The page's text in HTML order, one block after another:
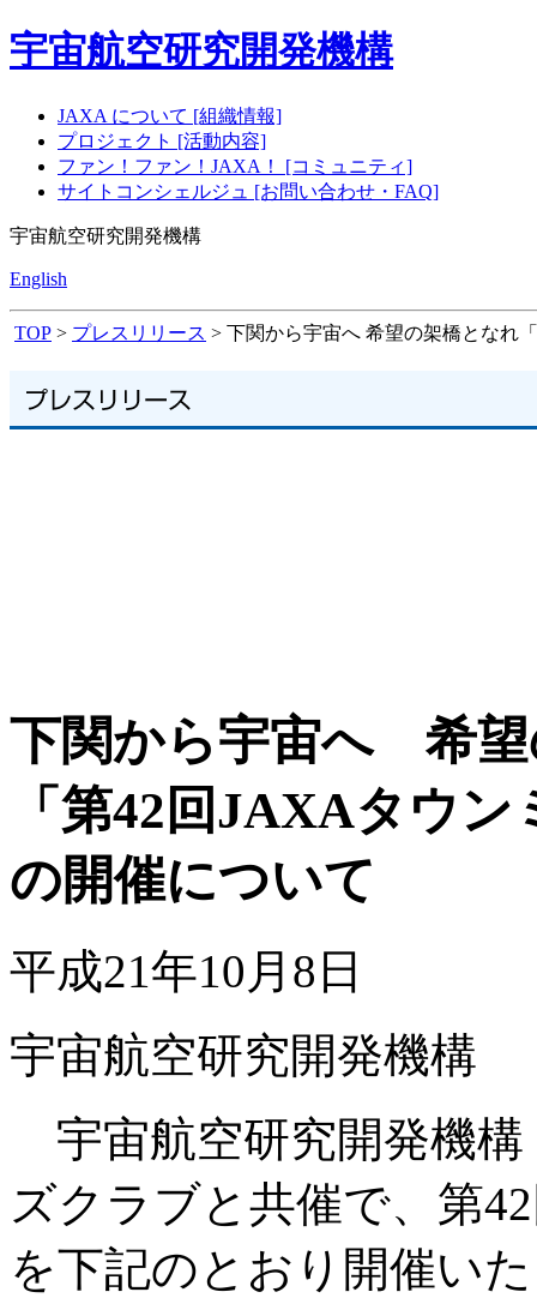
宇宙航空研究開発機構
JAXA について [組織情報]
プロジェクト [活動内容]
ファン！ファン！JAXA！ [コミュニティ]
サイトコンシェルジュ [お問い合わせ・FAQ]
宇宙航空研究開発機構
English
TOP > プレスリリース > 下関から宇宙へ 希望の架橋となれ
下関から宇宙へ 希望
「第42回JAXAタウ
の開催について
平成21年10月8日
宇宙航空研究開発機構
宇宙航空研究開発機構
ズクラブと共催で、第
を下記のとおり開催い